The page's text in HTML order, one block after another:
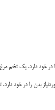
خود دارد. یک تخم